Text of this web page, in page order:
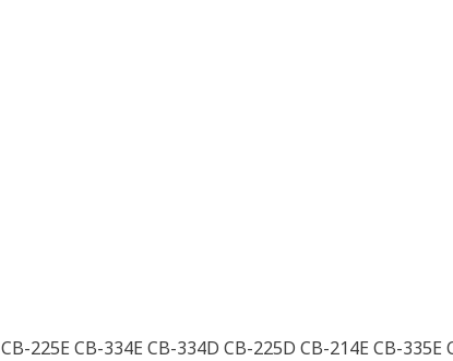
225E CB-334E CB-334D CB-225D CB-214E CB-335E